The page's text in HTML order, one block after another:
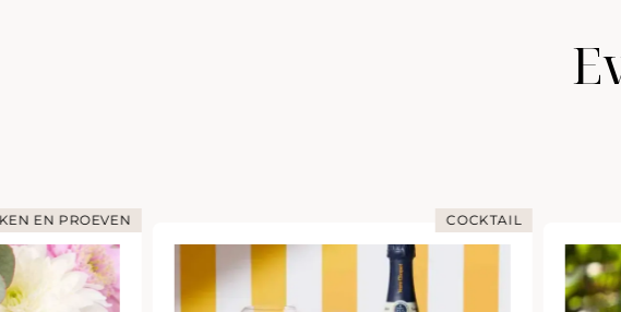
EN PROEVEN COCKTAIL